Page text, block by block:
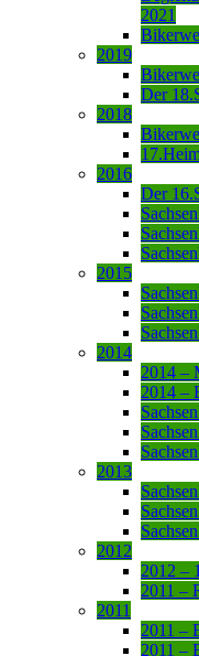
2021
2019
Der
2018
2016
Der
2015
2014
2014 –
2014 –
2013
2012
2012 –
2011 –
2011
2011 –
2011 –